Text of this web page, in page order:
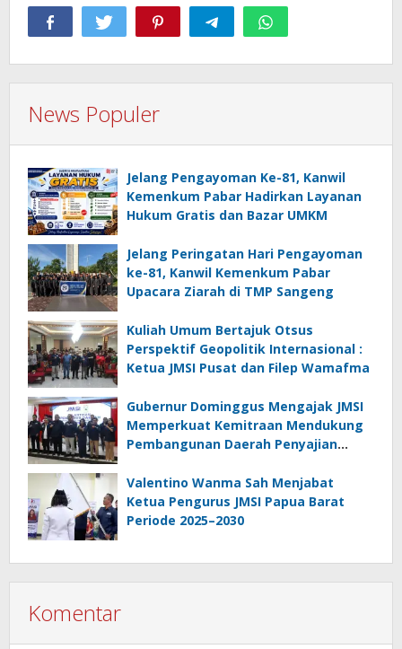
News Populer
Jelang Pengayoman Ke-81, Kanwil
Kemenkum Pabar Hadirkan Layanan
Hukum Gratis dan Bazar UMKM
Jelang Peringatan Hari Pengayoman
ke-81, Kanwil Kemenkum Pabar
Upacara Ziarah di TMP Sangeng
Kuliah Umum Bertajuk Otsus
Perspektif Geopolitik Internasional :
Ketua JMSI Pusat dan Filep Wamafma
Gubernur Dominggus Mengajak JMSI
Memperkuat Kemitraan Mendukung
Pembangunan Daerah Penyajian
Bertanggungjawab
Valentino Wanma Sah Menjabat
Ketua Pengurus JMSI Papua Barat
Periode 2025–2030
Komentar